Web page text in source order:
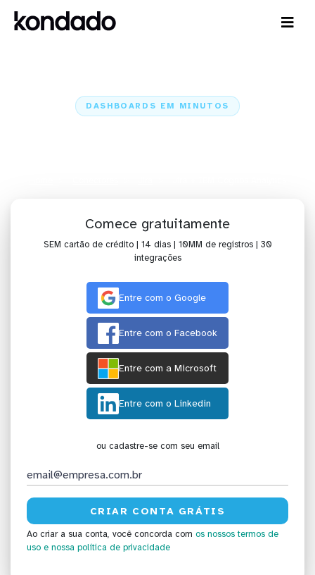
DASHBOARDS EM MINUTOS
Comece gratuitamente
SEM cartão de crédito | 14 dias | 10MM de registros | 30
integrações
Entre com o Google
Entre com o Facebook
Entre com a Microsoft
Entre com o Linkedin
ou cadastre-se com seu email
Ao criar a sua conta, você concorda com os nossos termos de
uso e nossa política de privacidade